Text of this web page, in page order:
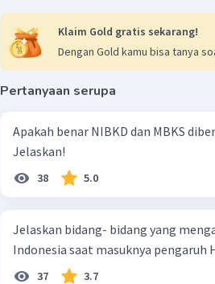
Penaklukan ekonomi:
berbagai sektor ekonomi
perkebunan, dan
menghambat
rakyat Indonesia.
kebijakan ekonomi yang
menyebabkan
menyebabkan kemiskinan,
Indonesia.
Klaim Gold gratis sekarang!
Dengan Gold kamu bisa tanya
Pertanyaan serupa
Apakah benar NIBKD dan MBKS
Jelaskan!
38 5.0
Jelaskan bidang- bidang yang
Indonesia saat masuknya pengaruh
37 3.7